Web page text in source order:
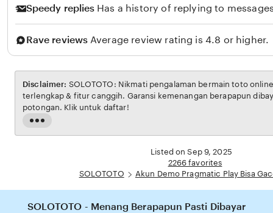
Speedy replies Has a history of replying to
Rave reviews Average review rating is 4.8 or higher.
Read
the
Disclaimer: SOLOTOTO: Nikmati pengalaman bermain toto
terlengkap & fitur canggih. Garansi kemenangan berapapun
potongan. Klik untuk daftar!
Listed on Sep 9, 2025
2266 favorites
SOLOTOTO
Akun Demo Pragmatic Play Bisa
SOLOTOTO - Menang Berapapun Pasti Dibayar